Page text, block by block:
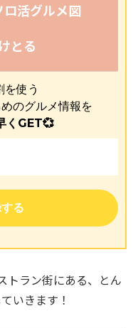
ロ活グルメ図
とる
を使う
のグルメ情報を
くGET💞
トラン街にある、とん
いきます！